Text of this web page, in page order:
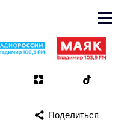
Поделиться